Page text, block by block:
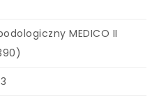
MEDICO II